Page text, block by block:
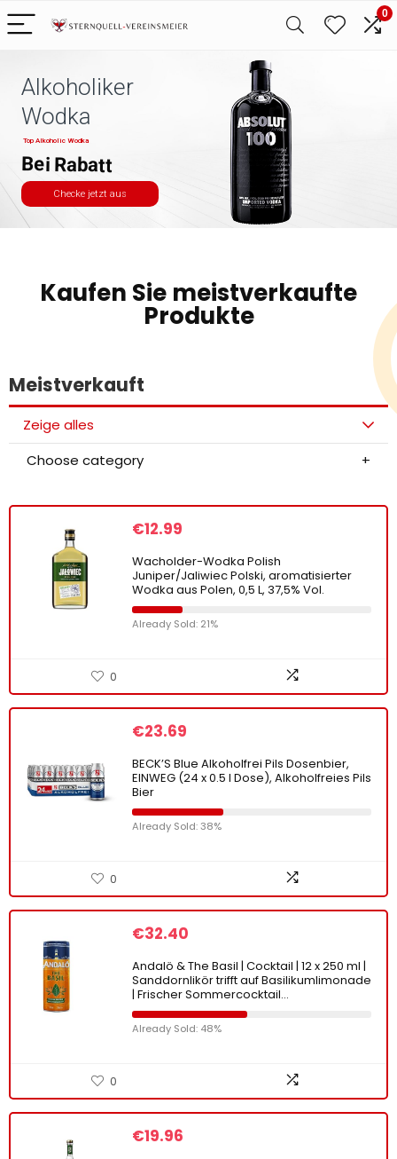
0
Alkoholiker
Wodka
Checke jetzt aus
Top Alkoholic Wodka
Bei Rabatt
Kaufen Sie meistverkaufte
Produkte
Meistverkauft
Zeige alles
Choose category
€12.99
Wacholder-Wodka Polish
Juniper/Jaliwiec Polski, aromatisierter
Wodka aus Polen, 0,5 L, 37,5% Vol.
Already Sold: 21%
0
€23.69
BECK’S Blue Alkoholfrei Pils Dosenbier,
EINWEG (24 x 0.5 l Dose), Alkoholfreies Pils
Bier
Already Sold: 38%
0
€32.40
Andalö & The Basil | Cocktail | 12 x 250 ml |
Sanddornlikör trifft auf Basilikumlimonade
| Frischer Sommercocktail…
Already Sold: 48%
0
€19.96